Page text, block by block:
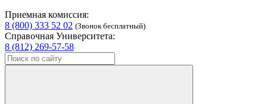
Приемная комиссия:
8 (800) 333 52 02 (Звонок бесплатный)
Справочная Университета:
8 (812) 269-57-58